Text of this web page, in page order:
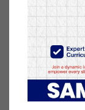
यो खबर